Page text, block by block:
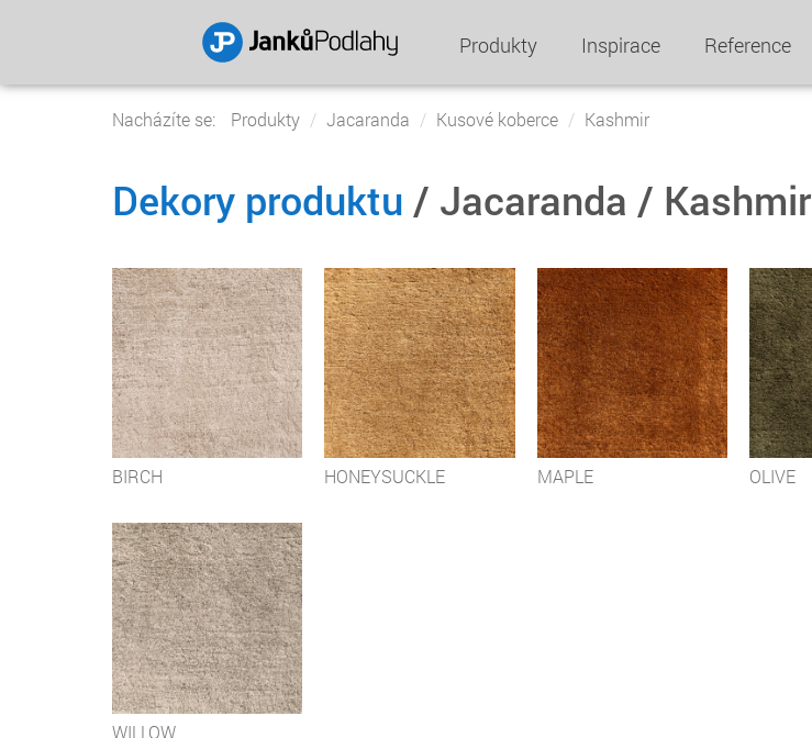
Produkty Inspirace Reference
Nacházíte se: Produkty Jacaranda Kusové koberce Kashmir
Dekory produktu / Jacaranda / Kashmir
BIRCH HONEYSUCKLE MAPLE OLIVE
WILLOW